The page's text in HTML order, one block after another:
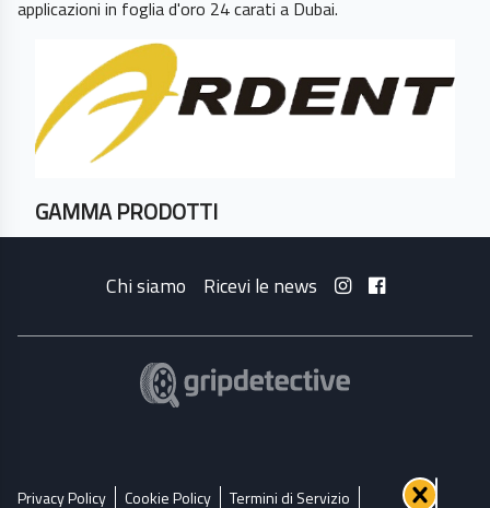
GAMMA PRODOTTI
Chi siamo Ricevi le news
Privacy Policy Cookie Policy Termini di Servizio